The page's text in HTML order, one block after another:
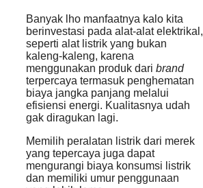
Banyak lho manfaatnya kalo kita
berinvestasi pada alat-alat elektrikal,
seperti alat listrik yang bukan
kaleng-kaleng, karena
menggunakan produk dari brand
terpercaya termasuk penghematan
biaya jangka panjang melalui
efisiensi energi. Kualitasnya udah
gak diragukan lagi.
Memilih peralatan listrik dari merek
yang tepercaya juga dapat
mengurangi biaya konsumsi listrik
dan memiliki umur penggunaan